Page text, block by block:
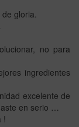
gloria.
no para
ingredientes
excelente de
en serio …
!